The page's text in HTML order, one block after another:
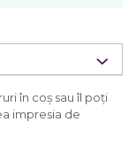
în coş sau îl poţi
impresia de